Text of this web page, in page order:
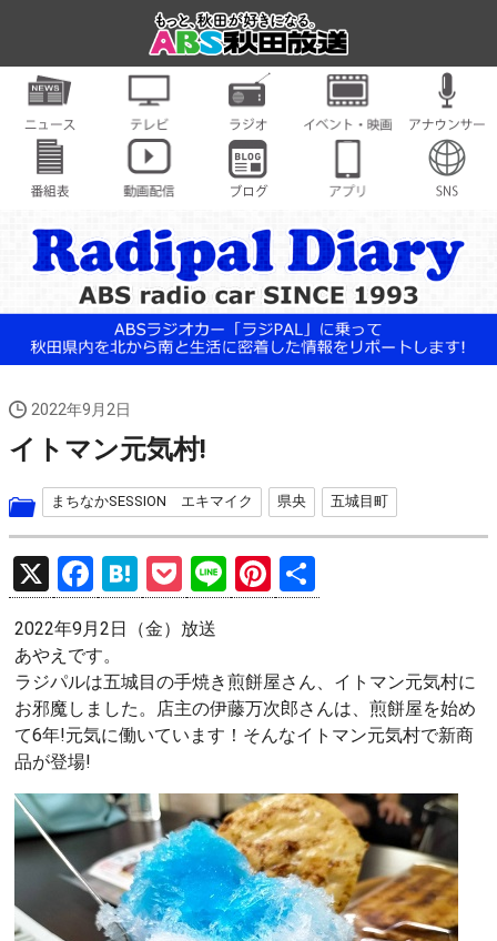
2022年9月2日
イトマン元気村!
まちなかSESSION エキマイク 県央 五城目町
X
F
a
ce
b
o
o
k
H
at
e
n
a
P
o
ck
et
Li
n
Pi
nt
es
t
有
2022年9月2日（金）放送
あやえです。
ラジパルは五城目の手焼き煎餅屋さん、イトマン元気村に
お邪魔しました。店主の伊藤万次郎さんは、煎餅屋を始め
て6年!元気に働いています！そんなイトマン元気村で新商
品が登場!